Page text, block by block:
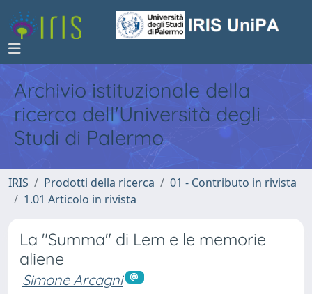
Archivio istituzionale della
ricerca dell'Università degli
Studi di Palermo
IRIS Prodotti della ricerca
01 - Contributo in rivista
1.01 Articolo in rivista
La "Summa" di Lem e le memorie
aliene
Simone Arcagni